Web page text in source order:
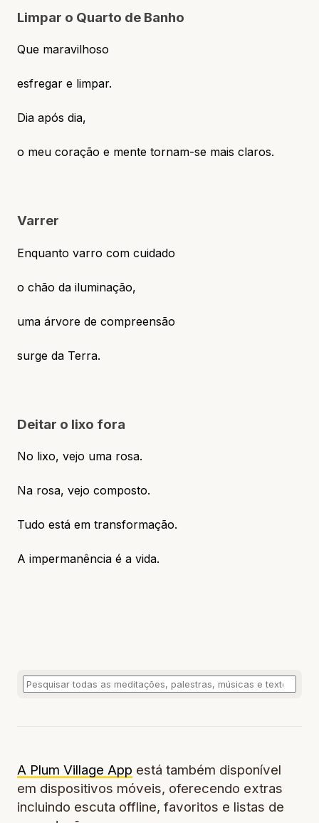
Limpar o Quarto de Banho
Que maravilhoso
esfregar e limpar.
Dia após dia,
o meu coração e mente tornam-se mais claros.
Varrer
Enquanto varro com cuidado
o chão da iluminação,
uma árvore de compreensão
surge da Terra.
Deitar o lixo fora
No lixo, vejo uma rosa.
Na rosa, vejo composto.
Tudo está em transformação.
A impermanência é a vida.
A Plum Village App está também disponível
em dispositivos móveis, oferecendo extras
incluindo escuta offline, favoritos e listas de